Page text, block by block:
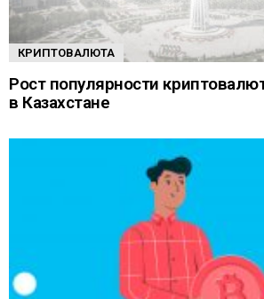
КРИПТОВАЛЮТА
Рост популярности
в Казахстане